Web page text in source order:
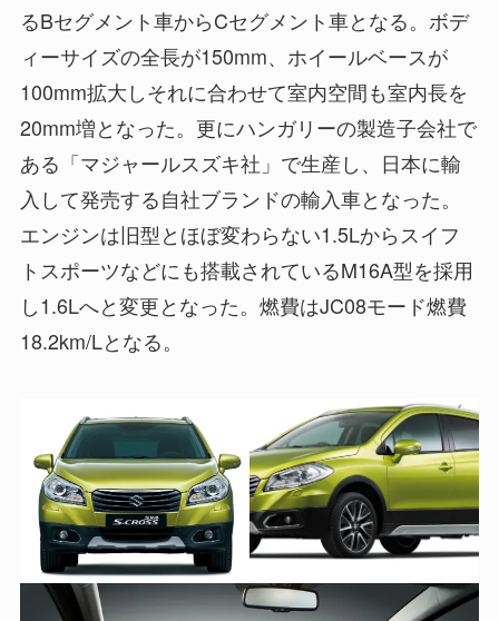
るBセグメント車からCセグメント車となる。ボデ
ィーサイズの全長が150mm、ホイールベースが
100mm拡大しそれに合わせて室内空間も室内長を
20mm増となった。更にハンガリーの製造子会社で
ある「マジャールスズキ社」で生産し、日本に輸
入して発売する自社ブランドの輸入車となった。
エンジンは旧型とほぼ変わらない1.5Lからスイフ
トスポーツなどにも搭載されているM16A型を採用
し1.6Lへと変更となった。燃費はJC08モード燃費
18.2km/Lとなる。